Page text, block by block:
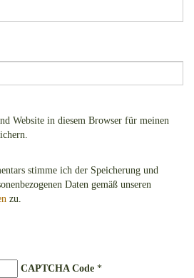
Website in diesem Browser für meinen
stimme ich der Speicherung und
Daten gemäß unseren
zu.
CAPTCHA Code *